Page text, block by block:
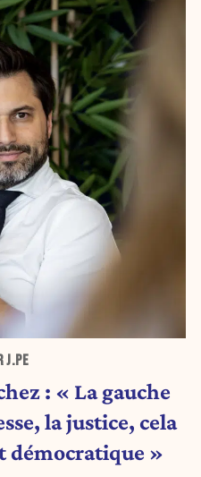
J.PE
: « La gauche
la justice, cela
démocratique »